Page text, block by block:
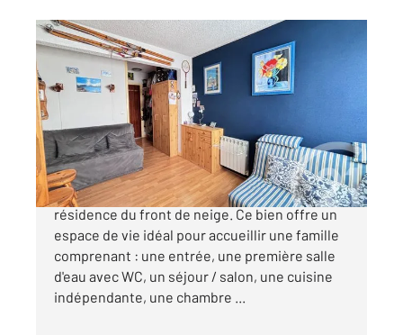
RISOUL 05
38,79 m2, 3 pièces
Ref : 1241
Appartement T3 à vendre
205 200 €
Découvrez cet appartement dans une
résidence du front de neige. Ce bien offre un
espace de vie idéal pour accueillir une famille
comprenant : une entrée, une première salle
d'eau avec WC, un séjour / salon, une cuisine
indépendante, une chambre ...